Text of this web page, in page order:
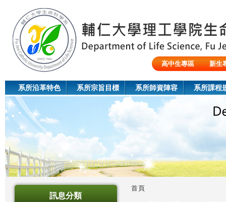
高中生專區
新生
系所沿革特色 系所宗旨目標 系所師資陣容 系所課程
訊息分類
首頁